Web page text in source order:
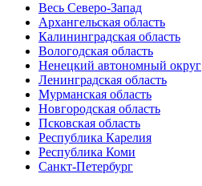
Весь Северо-Запад
Архангельская область
Калининградская область
Вологодская область
Ненецкий автономный округ
Ленинградская область
Мурманская область
Новгородская область
Псковская область
Республика Карелия
Республика Коми
Санкт-Петербург